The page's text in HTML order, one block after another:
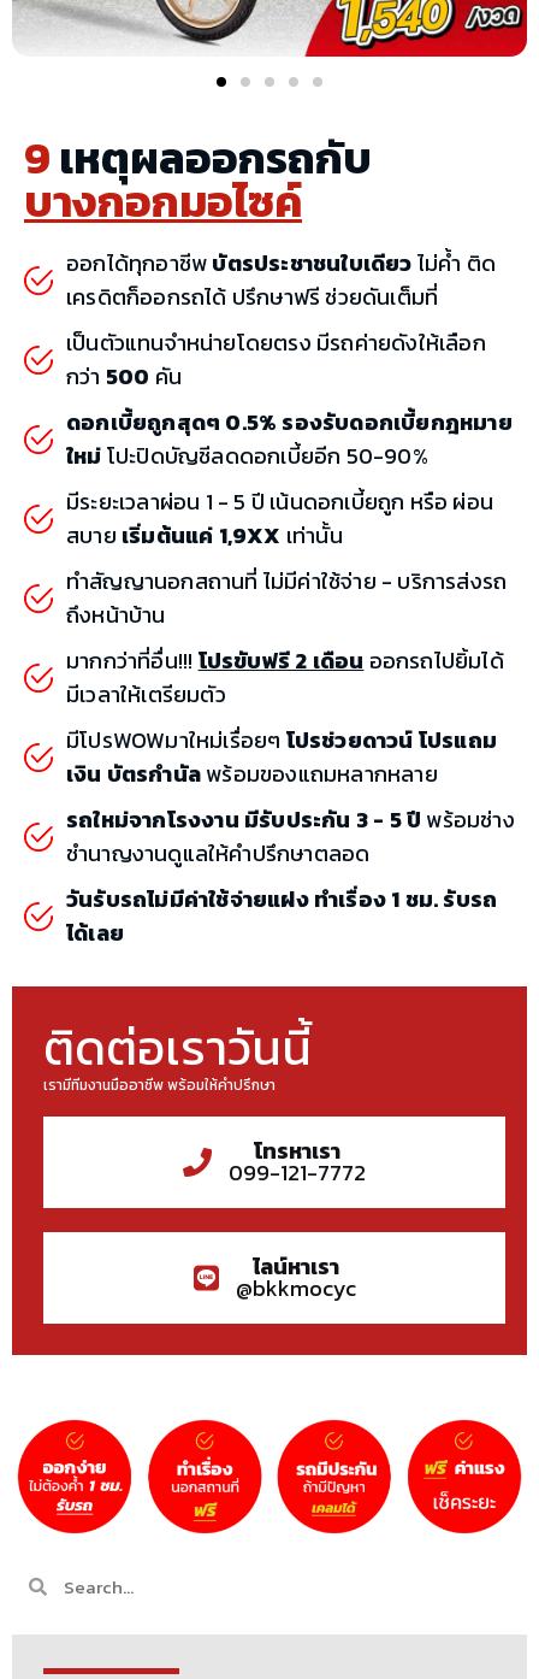
9เหตุผลออกรถกับ
บางกอกมอไซค์
ออกได้ทุกอาชีพบัตรประชาชนใบเดียวไม่ค้ำ ติด
เครดิตก็ออกรถได้ ปรึกษาฟรี ช่วยดันเต็มที่
เป็นตัวแทนจำหน่ายโดยตรง มีรถค่ายดังให้เลือก
กว่า 500 คัน
ดอกเบี้ยถูกสุดๆ 0.5% รองรับดอกเบี้ยกฎหมาย
ใหม่โปะปิดบัญชีลดดอกเบี้ยอีก 50-90%
มีระยะเวลาผ่อน 1 - 5 ปี เน้นดอกเบี้ยถูก หรือ ผ่อน
สบาย เริ่มต้นแค่ 1,9XX เท่านั้น
ทำสัญญานอกสถานที่ ไม่มีค่าใช้จ่าย - บริการส่งรถ
ถึงหน้าบ้าน
มากกว่าที่อื่น!!!โปรขับฟรี 2 เดือนออกรถไปยิ้มได้
มีเวลาให้เตรียมตัว
มีโปรWOWมาใหม่เรื่อยๆ โปรช่วยดาวน์ โปรแถม
เงิน บัตรกำนัลพร้อมของแถมหลากหลาย
รถใหม่จากโรงงาน มีรับประกัน 3 - 5 ปี พร้อมช่าง
ชำนาญงานดูแลให้คำปรึกษาตลอด
วันรับรถไม่มีค่าใช้จ่ายแฝง ทำเรื่อง 1 ชม. รับรถ
ได้เลย
ติดต่อเราวันนี้
เรามีทีมงานมืออาชีพ พร้อมให้คำปรึกษา
โทรหาเรา
099-121-7772
ไลน์หาเรา
@bkkmocyc